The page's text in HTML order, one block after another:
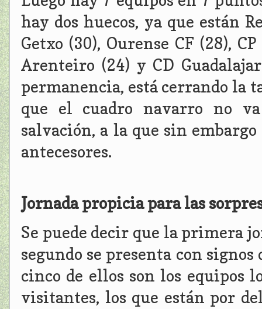
hay dos huecos, ya que están
Getxo (30), Ourense CF (28),
Arenteiro (24) y CD
permanencia, está cerrando la
que el cuadro navarro no
salvación, a la que sin
antecesores.
Jornada propicia para las
Se puede decir que la primera
segundo se presenta con
cinco de ellos son los equipos
visitantes, los que están por